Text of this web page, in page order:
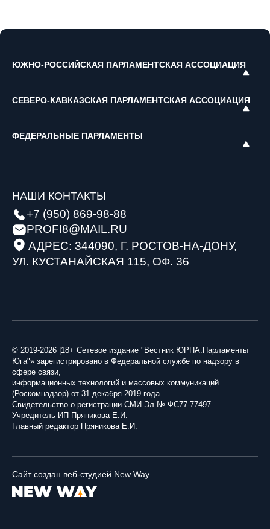
ЮЖНО-РОССИЙСКАЯ ПАРЛАМЕНТСКАЯ АССОЦИАЦИЯ
СЕВЕРО-КАВКАЗСКАЯ ПАРЛАМЕНТСКАЯ АССОЦИАЦИЯ
ФЕДЕРАЛЬНЫЕ ПАРЛАМЕНТЫ
НАШИ КОНТАКТЫ
+7 (950) 869-98-88
PROFI8@MAIL.RU
АДРЕС: 344090, Г. РОСТОВ-НА-ДОНУ,
УЛ. КУСТАНАЙСКАЯ 115, ОФ. 36
© 2019-2026 |18+ Сетевое издание "Вестник ЮРПА.Парламенты
Юга"» зарегистрировано в Федеральной службе по надзору в
сфере связи,
информационных технологий и массовых коммуникаций
(Роскомнадзор) от 31 декабря 2019 года.
Свидетельство о регистрации СМИ Эл № ФС77-77497
Учредитель ИП Пряникова Е.И.
Главный редактор Пряникова Е.И.
Сайт создан веб-студией New Way